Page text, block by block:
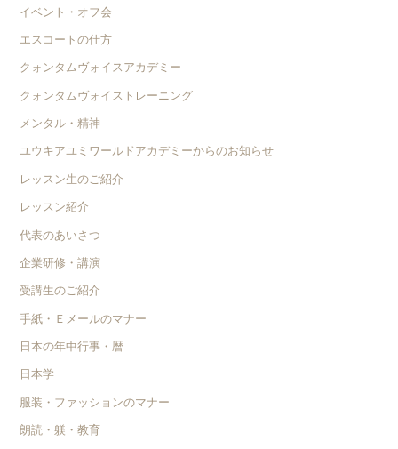
イベント・オフ会
エスコートの仕方
クォンタムヴォイスアカデミー
クォンタムヴォイストレーニング
メンタル・精神
ユウキアユミワールドアカデミーからのお知らせ
レッスン生のご紹介
レッスン紹介
代表のあいさつ
企業研修・講演
受講生のご紹介
手紙・Ｅメールのマナー
日本の年中行事・暦
日本学
服装・ファッションのマナー
朗読・躾・教育